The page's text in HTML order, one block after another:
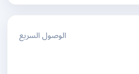
الوصول السريع